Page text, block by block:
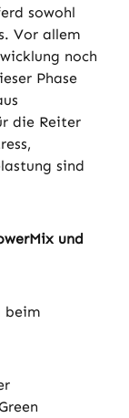
sowohl
Vor allem
noch
Phase
die Reiter
sind
und
beim